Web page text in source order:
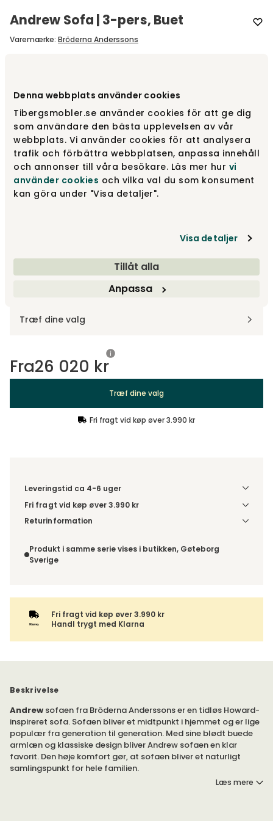
Denna webbplats använder cookies
Tibergsmobler.se använder cookies för att ge dig
som användare den bästa upplevelsen av vår
webbplats. Vi använder cookies för att analysera
trafik och förbättra webbplatsen, anpassa innehåll
och annonser till våra besökare. Läs mer hur vi
använder cookies och vilka val du som konsument
kan göra under "Visa detaljer".
Visa detaljer
Tillåt alla
Anpassa
Andrew Sofa | 3-pers, Buet
Varemærke: Bröderna Anderssons
3-pers sofa Fra26 020 kr
2,5-pers sofa Fra23 020 kr
Buet
Træf dine valg
Fra26 020 kr
Træf dine valg
Fri fragt vid køp øver 3.990 kr
Leveringstid ca 4-6 uger
Fri fragt vid køp øver 3.990 kr
Vælg udførelse via “Træf dine valg” for at se
Returinformation
fortrydelsesret.
Produkt i samme serie vises i butikken, Gøteborg
Sverige
Fri fragt vid køp øver 3.990 kr
Handl trygt med Klarna
Beskrivelse
Andrew sofaen fra Bröderna Anderssons er en tidløs Howard-
inspireret sofa. Sofaen bliver et midtpunkt i hjemmet og er lige
populær fra generation til generation. Med sine blødt buede
armlæn og klassiske design bliver Andrew sofaen en klar
favorit. Den høje komfort gør, at sofaen bliver et naturligt
samlingspunkt for hele familien.
Læs mere